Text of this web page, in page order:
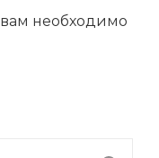
необходимо